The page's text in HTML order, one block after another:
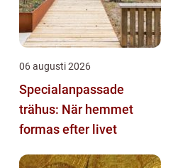
06 augusti 2026
Specialanpassade
trähus: När hemmet
formas efter livet